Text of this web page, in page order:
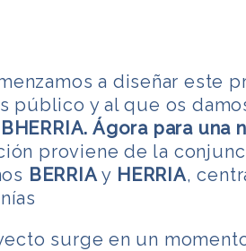
a diseñar este
público y al que os
BHERRIA. Ágora para una
proviene de la
BERRIAy HERRIA,
surge en un